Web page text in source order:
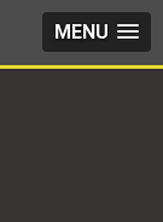
MENU